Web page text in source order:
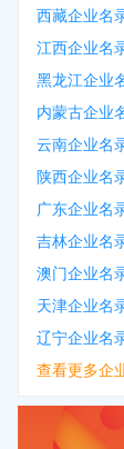
西藏企业名
江西企业名
黑龙江企业
内蒙古企业
云南企业名
陕西企业名
广东企业名
吉林企业名
澳门企业名
天津企业名
辽宁企业名
查看更多企